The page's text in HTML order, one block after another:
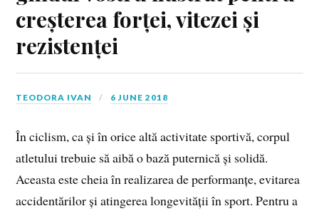
creșterea forței, vitezei și
rezistenței
TEODORA IVAN 6 JUNE 2018
În ciclism, ca și în orice altă activitate sportivă, corpul
atletului trebuie să aibă o bază puternică și solidă.
Aceasta este cheia în realizarea de performanțe, evitarea
accidentărilor și atingerea longevității în sport. Pentru a